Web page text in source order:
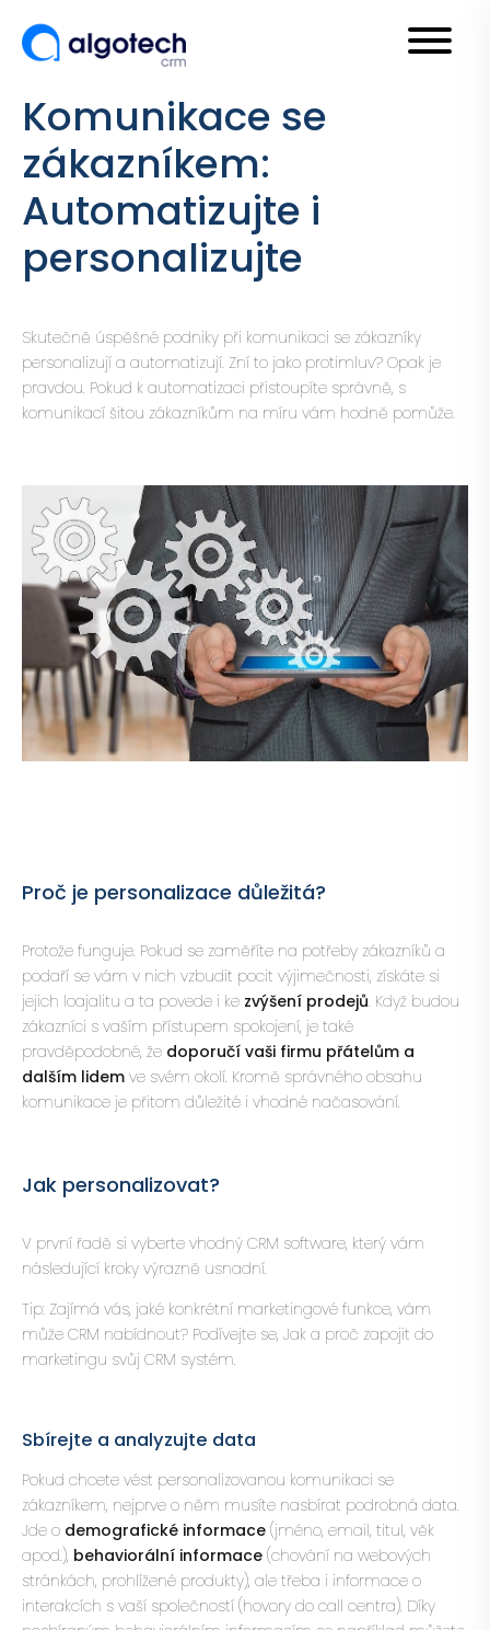
Komunikace se
zákazníkem:
Automatizujte i
personalizujte
Skutečně úspěšné podniky při komunikaci se zákazníky
personalizují a automatizují. Zní to jako protimluv? Opak je
pravdou. Pokud k automatizaci přistoupíte správně, s
komunikací šitou zákazníkům na míru vám hodně pomůže.
Proč je personalizace důležitá?
Protože funguje. Pokud se zaměříte na potřeby zákazníků a
podaří se vám v nich vzbudit pocit výjimečnosti, získáte si
jejich loajalitu a ta povede i ke zvýšení prodejů. Když budou
zákazníci s vaším přístupem spokojení, je také
pravděpodobné, že doporučí vaši firmu přátelům a
dalším lidem ve svém okolí. Kromě správného obsahu
komunikace je přitom důležité i vhodné načasování.
Jak personalizovat?
V první řadě si vyberte vhodný CRM software, který vám
následující kroky výrazně usnadní.
Tip: Zajímá vás, jaké konkrétní marketingové funkce, vám
může CRM nabídnout? Podívejte se, Jak a proč zapojit do
marketingu svůj CRM systém.
Sbírejte a analyzujte data
Pokud chcete vést personalizovanou komunikaci se
zákazníkem, nejprve o něm musíte nasbírat podrobná data.
Jde o demografické informace (jméno, email, titul, věk
apod.), behaviorální informace (chování na webových
stránkách, prohlížené produkty), ale třeba i informace o
interakcích s vaší společností (hovory do call centra). Díky